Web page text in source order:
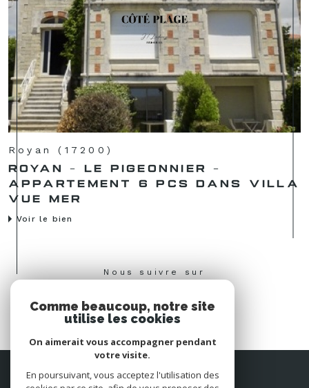
Royan (17200)
ROYAN - LE PIGEONNIER -
APPARTEMENT 6 PCS DANS VILLA
VUE MER
Voir le bien
Nous suivre sur
PROPRIÉTAIRE
Comme beaucoup, notre site
utilise les cookies
On aimerait vous accompagner pendant
votre visite.
En poursuivant, vous acceptez l'utilisation des